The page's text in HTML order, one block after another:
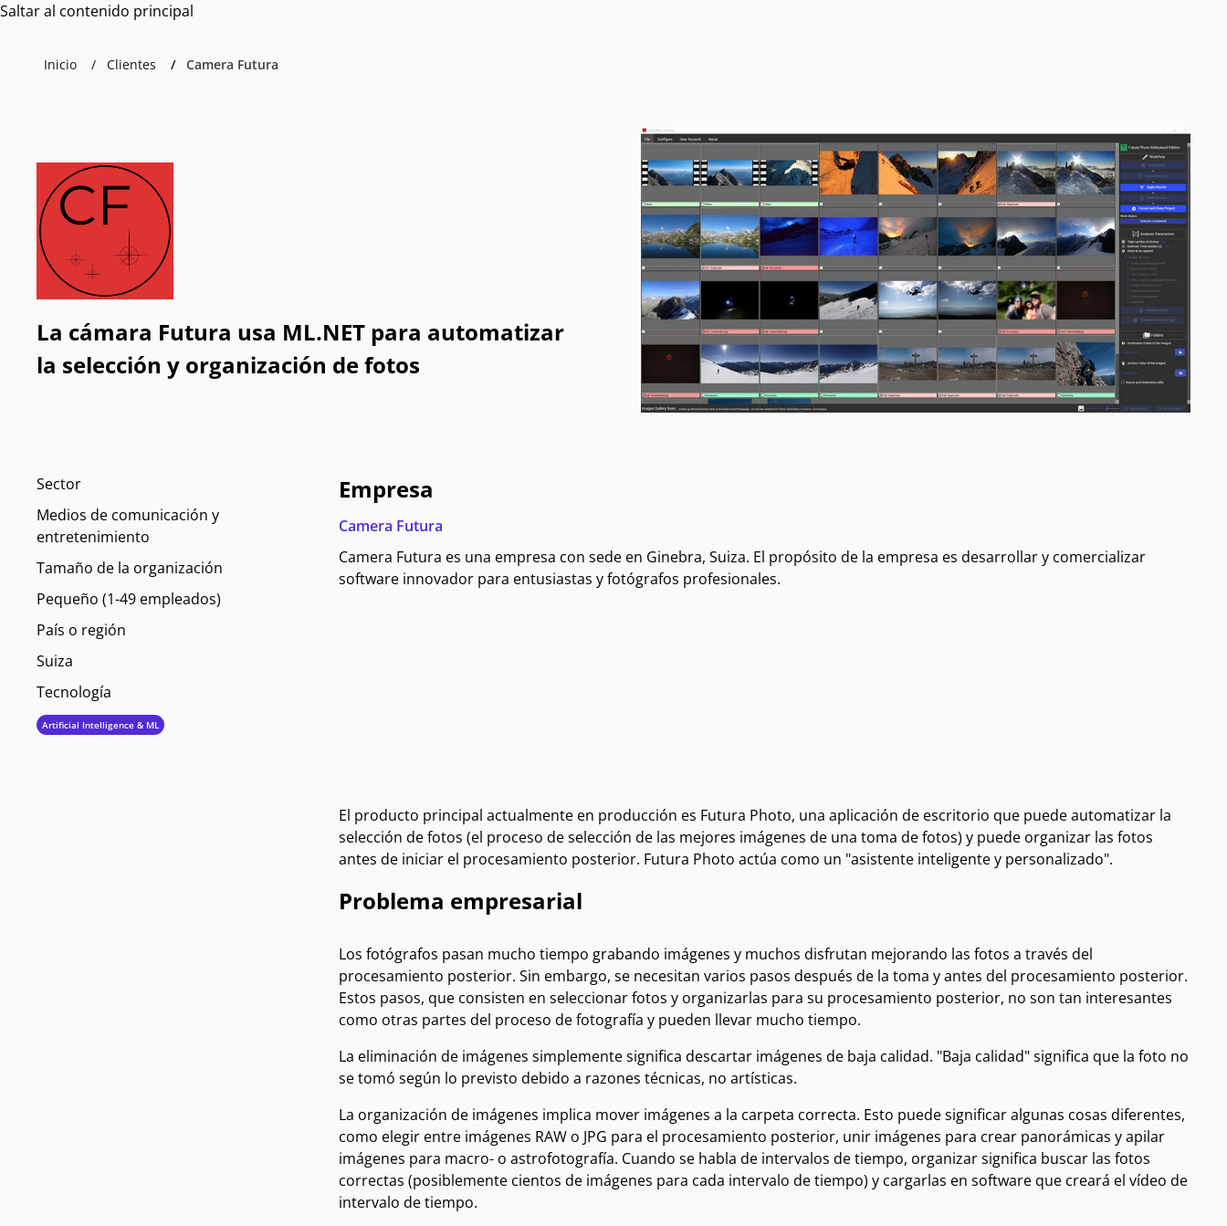
Saltar al contenido principal
Inicio Clientes Camera Futura
La cámara Futura usa ML.NET para automatizar
la selección y organización de fotos
Sector
Medios de comunicación y
entretenimiento
Tamaño de la organización
Pequeño (1-49 empleados)
País o región
Suiza
Tecnología
Artificial Intelligence & ML
Empresa
Camera Futura
Camera Futura es una empresa con sede en Ginebra, Suiza. El propósito de la empresa es desarrollar y comercializar
software innovador para entusiastas y fotógrafos profesionales.
El producto principal actualmente en producción es Futura Photo, una aplicación de escritorio que puede automatizar la
selección de fotos (el proceso de selección de las mejores imágenes de una toma de fotos) y puede organizar las fotos
antes de iniciar el procesamiento posterior. Futura Photo actúa como un "asistente inteligente y personalizado".
Problema empresarial
Los fotógrafos pasan mucho tiempo grabando imágenes y muchos disfrutan mejorando las fotos a través del
procesamiento posterior. Sin embargo, se necesitan varios pasos después de la toma y antes del procesamiento posterior.
Estos pasos, que consisten en seleccionar fotos y organizarlas para su procesamiento posterior, no son tan interesantes
como otras partes del proceso de fotografía y pueden llevar mucho tiempo.
La eliminación de imágenes simplemente significa descartar imágenes de baja calidad. "Baja calidad" significa que la foto no
se tomó según lo previsto debido a razones técnicas, no artísticas.
La organización de imágenes implica mover imágenes a la carpeta correcta. Esto puede significar algunas cosas diferentes,
como elegir entre imágenes RAW o JPG para el procesamiento posterior, unir imágenes para crear panorámicas y apilar
imágenes para macro- o astrofotografía. Cuando se habla de intervalos de tiempo, organizar significa buscar las fotos
correctas (posiblemente cientos de imágenes para cada intervalo de tiempo) y cargarlas en software que creará el vídeo de
intervalo de tiempo.